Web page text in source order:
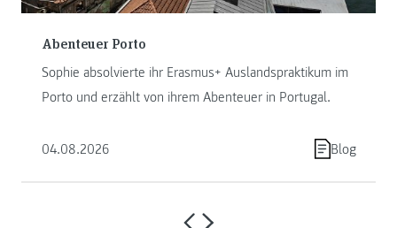
Abenteuer Porto
Sophie absolvierte ihr Erasmus+ Auslandspraktikum im
Porto und erzählt von ihrem Abenteuer in Portugal.
04.08.2026 Blog